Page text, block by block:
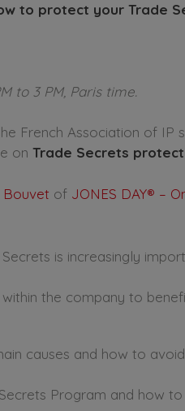
to protect your Trade
to 3 PM, Paris time.
French Association of
on Trade Secrets
of JONES DAY® –
is increasingly
the company to
causes and how to
Program and how